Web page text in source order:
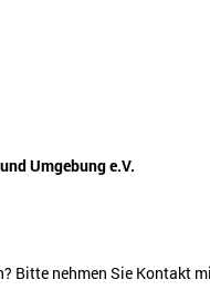
Umgebung e.V.
Bitte nehmen Sie Kontakt